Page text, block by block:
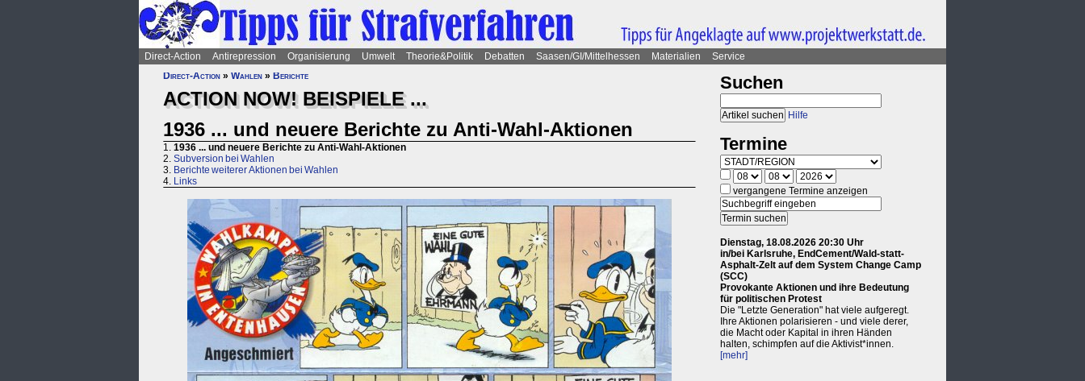
Direct-Action Antirepression Organisierung Umwelt Theorie&Politik Debatten Saasen/GI/Mittelhessen Materialien
Service
Direct-Action » Wahlen » Berichte
ACTION NOW! BEISPIELE ...
1936 ... und neuere Berichte zu Anti-Wahl-Aktionen
1. 1936 ... und neuere Berichte zu Anti-Wahl-Aktionen
2. Subversion bei Wahlen
3. Berichte weiterer Aktionen bei Wahlen
4. Links
Suchen
Hilfe
Termine
vergangene Termine anzeigen
Dienstag, 18.08.2026 20:30 Uhr
in/bei Karlsruhe, EndCement/Wald-statt-
Asphalt-Zelt auf dem System Change Camp
(SCC)
Provokante Aktionen und ihre Bedeutung
für politischen Protest
Die "Letzte Generation" hat viele aufgeregt.
Ihre Aktionen polarisieren - und viele derer,
die Macht oder Kapital in ihren Händen
halten, schimpfen auf die Aktivist*innen.
[mehr]